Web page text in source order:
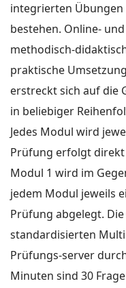
integrierten Übungen
bestehen. Online-
methodisch-
praktische
erstreckt sich auf die
in beliebiger
Jedes Modul wird
Prüfung erfolgt direkt
Modul 1 wird im
jedem Modul jeweils
Prüfung abgelegt.
standardisierten
Prüfungs-server
Minuten sind 30